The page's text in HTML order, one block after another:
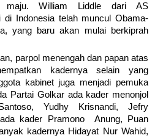
maju. William Liddle dari AS
di Indonesia telah muncul Obama-
yang baru akan mulai berkiprah
parpol menengah dan papan atas
kadernya selain yang
kabinet juga menjadi pemuka
Partai Golkar ada kader menonjol
Yudhy Krisnandi, Jefry
kader Pramono Anung, Puan
kadernya Hidayat Nur Wahid,